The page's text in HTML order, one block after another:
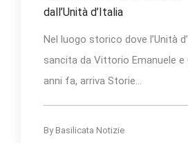
dall’Unità d’Italia
Nel luogo storico dove l’Unità
sancita da Vittorio Emanuele e
anni fa, arriva Storie...
By Basilicata Notizie